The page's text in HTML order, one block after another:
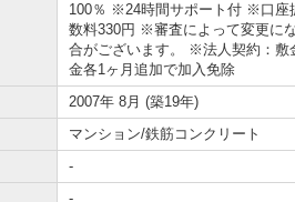
100％ ※24時間サポート付 ※口座
数料330円 ※審査によって変更に
合がございます。 ※法人契約：敷
金各1ヶ月追加で加入免除
2007年 8月 (築19年)
マンション/鉄筋コンクリート
-
-